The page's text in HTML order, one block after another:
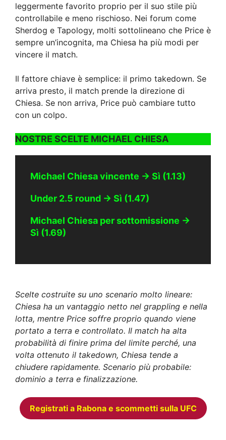
leggermente favorito proprio per il suo stile più
controllabile e meno rischioso. Nei forum come
Sherdog e Tapology, molti sottolineano che Price è
sempre un’incognita, ma Chiesa ha più modi per
vincere il match.
Il fattore chiave è semplice: il primo takedown. Se
arriva presto, il match prende la direzione di
Chiesa. Se non arriva, Price può cambiare tutto
con un colpo.
NOSTRE SCELTE MICHAEL CHIESA
Michael Chiesa vincente → Sì (1.13)
Under 2.5 round → Sì (1.47)
Michael Chiesa per sottomissione →
Sì (1.69)
Scelte costruite su uno scenario molto lineare:
Chiesa ha un vantaggio netto nel grappling e nella
lotta, mentre Price soffre proprio quando viene
portato a terra e controllato. Il match ha alta
probabilità di finire prima del limite perché, una
volta ottenuto il takedown, Chiesa tende a
chiudere rapidamente. Scenario più probabile:
dominio a terra e finalizzazione.
Registrati a Rabona e scommetti sulla UFC